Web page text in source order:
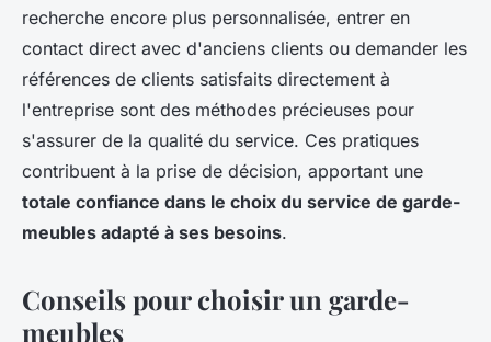
recherche encore plus personnalisée, entrer en
contact direct avec d'anciens clients ou demander les
références de clients satisfaits directement à
l'entreprise sont des méthodes précieuses pour
s'assurer de la qualité du service. Ces pratiques
contribuent à la prise de décision, apportant une
totale confiance dans le choix du service de garde-
meubles adapté à ses besoins.
Conseils pour choisir un garde-
meubles